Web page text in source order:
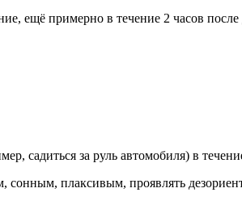
ещё примерно в течение 2 часов
садиться за руль автомобиля) в
плаксивым, проявлять